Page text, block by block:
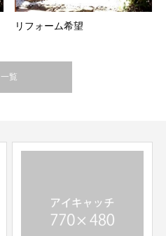
リフォーム希望
一覧